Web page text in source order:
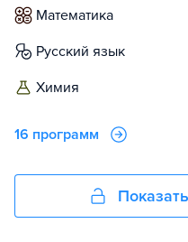
математика
русский язык
химия
16 программ